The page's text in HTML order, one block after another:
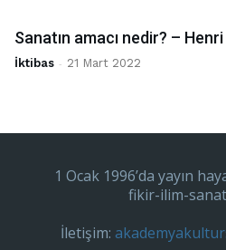
Sanatın amacı nedir? –
İktibas - 21 Mart 2022
1 Ocak 1996’da yayın
fikir-ilim-
İletişim: